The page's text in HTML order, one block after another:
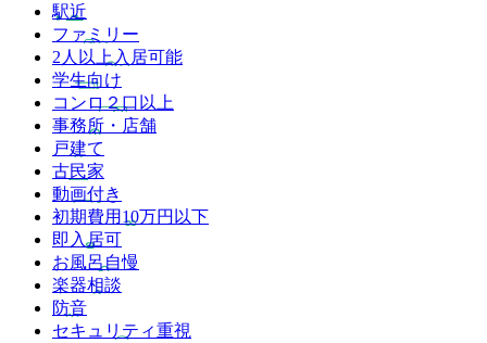
駅近
ファミリー
2人以上入居可能
学生向け
コンロ２口以上
事務所・店舗
戸建て
古民家
動画付き
初期費用10万円以下
即入居可
お風呂自慢
楽器相談
防音
セキュリティ重視